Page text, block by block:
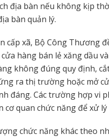
địa bàn nếu không kịp
bàn quản lý.
cấp xã, Bộ Công Thương
hàng bán lẻ xăng dầu
không đúng quy định,
ra thị trường hoặc mở
đáng. Các trường hợp vi
cơ quan chức năng để xử
chức năng khác theo